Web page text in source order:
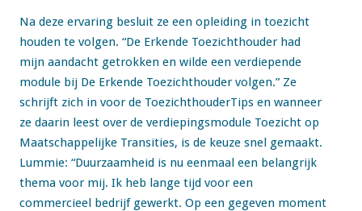
Na deze ervaring besluit ze een opleiding in toezicht
houden te volgen. “De Erkende Toezichthouder had
mijn aandacht getrokken en wilde een verdiepende
module bij De Erkende Toezichthouder volgen.” Ze
schrijft zich in voor de ToezichthouderTips en wanneer
ze daarin leest over de verdiepingsmodule Toezicht op
Maatschappelijke Transities, is de keuze snel gemaakt.
Lummie: “Duurzaamheid is nu eenmaal een belangrijk
thema voor mij. Ik heb lange tijd voor een
commercieel bedrijf gewerkt. Op een gegeven moment